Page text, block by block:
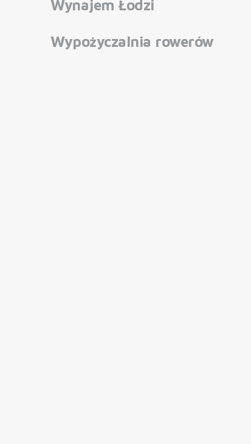
Wynajem Łodzi
Wypożyczalnia rowerów